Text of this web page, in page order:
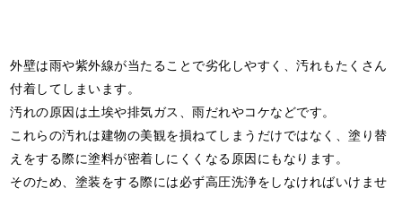
外壁は雨や紫外線が当たることで劣化しやすく、汚れもたくさん
付着してしまいます。
汚れの原因は土埃や排気ガス、雨だれやコケなどです。
これらの汚れは建物の美観を損ねてしまうだけではなく、塗り替
えをする際に塗料が密着しにくくなる原因にもなります。
そのため、塗装をする際には必ず高圧洗浄をしなければいけませ